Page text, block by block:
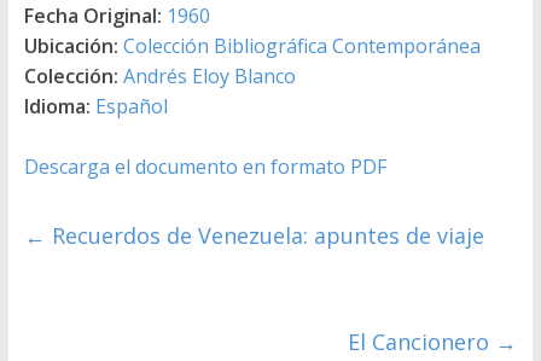
Fecha Original: 1960
Ubicación: Colección Bibliográfica Contemporánea
Colección: Andrés Eloy Blanco
Idioma: Español
Descarga el documento en formato PDF
← Recuerdos de Venezuela: apuntes de viaje
El Cancionero →